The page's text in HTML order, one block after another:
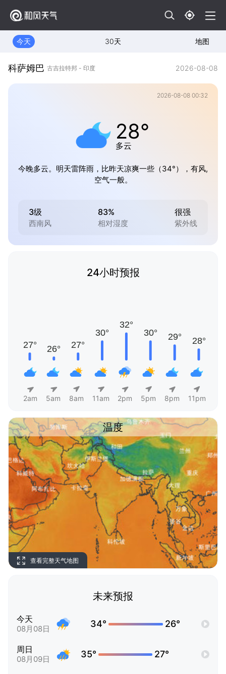
今天 30天 地图
科萨姆巴 古吉拉特邦 - 印度 2026-08-08
2026-08-08 00:32
28°
多云
今晚多云。明天雷阵雨，比昨天凉爽一些（34°），有风,
空气一般。
3级
西南风
83%
相对湿度
很强
紫外线
24小时预报
2am 5am 8am 11am 2pm 5pm 8pm 11pm
温度
查看完整天气地图
未来预报
今天
08月08日 34° 26°
周日
08月09日 35° 27°